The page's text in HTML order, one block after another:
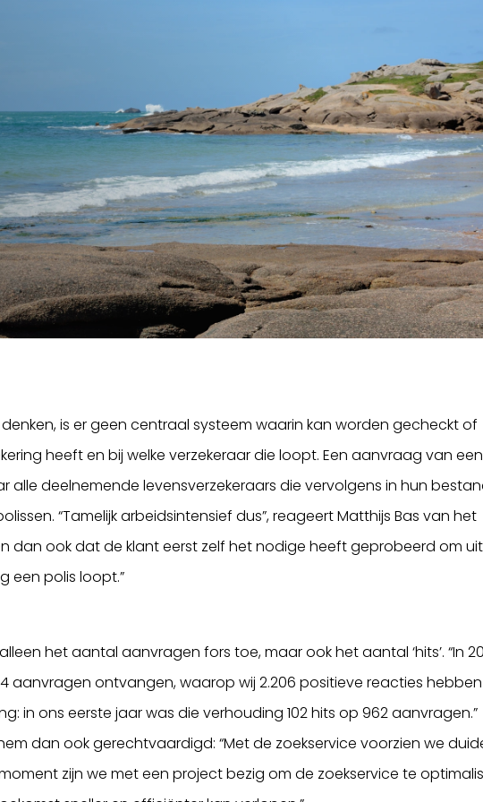
is er geen centraal systeem waarin kan worden gecheckt of
heeft en bij welke verzekeraar die loopt. Een aanvraag van
alle deelnemende levensverzekeraars die vervolgens in hun
“Tamelijk arbeidsintensief dus”, reageert Matthijs Bas van het
dan ook dat de klant eerst zelf het nodige heeft geprobeerd om
een polis loopt.”
het aantal aanvragen fors toe, maar ook het aantal ‘hits’. “In
aanvragen ontvangen, waarop wij 2.206 positieve reacties hebben
in ons eerste jaar was die verhouding 102 hits op 962 aanvragen.”
dan ook gerechtvaardigd: “Met de zoekservice voorzien we
zijn we met een project bezig om de zoekservice te